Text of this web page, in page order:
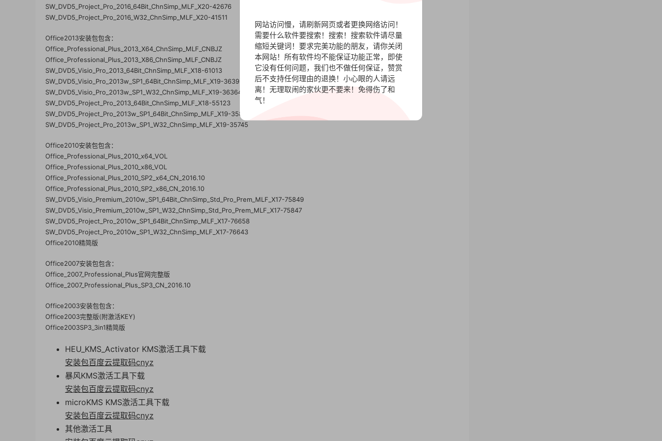
SW_DVD5_Project_Pro_2016_64Bit_ChnSimp_MLF_X20-42676
SW_DVD5_Project_Pro_2016_W32_ChnSimp_MLF_X20-41511
Office2013安装包包含：
Office_Professional_Plus_2013_X64_ChnSimp_MLF_CNBJZ
Office_Professional_Plus_2013_X86_ChnSimp_MLF_CNBJZ
SW_DVD5_Visio_Pro_2013_64Bit_ChnSimp_MLF_X18-61013
SW_DVD5_Visio_Pro_2013w_SP1_64Bit_ChnSimp_MLF_X19-36392
SW_DVD5_Visio_Pro_2013w_SP1_W32_ChnSimp_MLF_X19-36364
SW_DVD5_Project_Pro_2013_64Bit_ChnSimp_MLF_X18-55123
SW_DVD5_Project_Pro_2013w_SP1_64Bit_ChnSimp_MLF_X19-35806
SW_DVD5_Project_Pro_2013w_SP1_W32_ChnSimp_MLF_X19-35745
Office2010安装包包含：
Office_Professional_Plus_2010_x64_VOL
Office_Professional_Plus_2010_x86_VOL
Office_Professional_Plus_2010_SP2_x64_CN_2016.10
Office_Professional_Plus_2010_SP2_x86_CN_2016.10
SW_DVD5_Visio_Premium_2010w_SP1_64Bit_ChnSimp_Std_Pro_Prem_MLF_X17-75849
SW_DVD5_Visio_Premium_2010w_SP1_W32_ChnSimp_Std_Pro_Prem_MLF_X17-75847
SW_DVD5_Project_Pro_2010w_SP1_64Bit_ChnSimp_MLF_X17-76658
SW_DVD5_Project_Pro_2010w_SP1_W32_ChnSimp_MLF_X17-76643
Office2010精简版
Office2007安装包包含：
Office_2007_Professional_Plus官网完整版
Office_2007_Professional_Plus_SP3_CN_2016.10
Office2003安装包包含：
Office2003完整版(附激活KEY)
Office2003SP3_3in1精简版
HEU_KMS_Activator KMS激活工具下载
安装包百度云提取码cnyz
暴风KMS激活工具下载
安装包百度云提取码cnyz
microKMS KMS激活工具下载
安装包百度云提取码cnyz
其他激活工具
网站访问慢，请刷新网页或者更换网络访问！
需要什么软件要搜索！搜索！搜索软件请尽量
缩短关键词！要求完美功能的朋友，请你关闭
本网站！所有软件均不能保证功能正常，即使
它没有任何问题，我们也不做任何保证，赞赏
后不支持任何理由的退换！小心眼的人请远
离！无理取闹的家伙更不要来！免得伤了和
气！